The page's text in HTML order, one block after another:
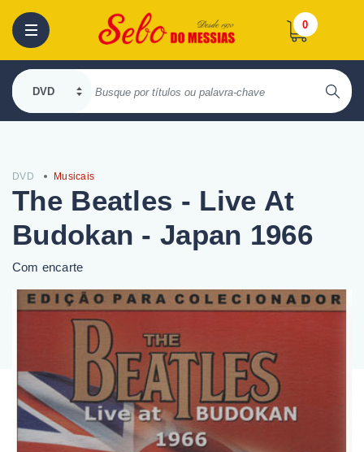
0
DVD Musicais
The Beatles - Live At
Budokan - Japan 1966
Com encarte